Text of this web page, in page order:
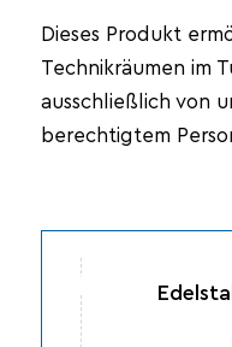
Dieses Produkt
Technikräumen im
ausschließlich von
berechtigtem